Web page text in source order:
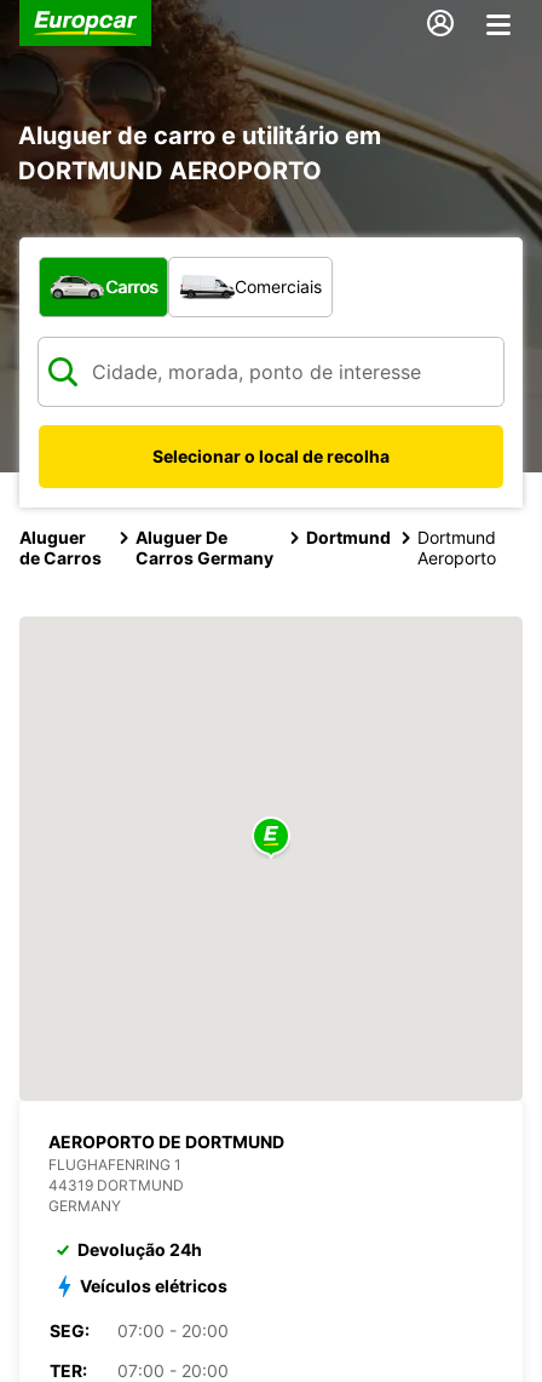
Aluguer de carro e utilitário em
DORTMUND AEROPORTO
Que tipo de veículo pretende?
Carros Comerciais
Selecionar o local de recolha
Aluguer
de Carros
Aluguer De
Carros Germany
Dortmund
Dortmund
Aeroporto
AEROPORTO DE DORTMUND
FLUGHAFENRING 1
44319 DORTMUND
GERMANY
Devolução 24h
Veículos elétricos
SEG:
07:00 - 20:00
TER:
07:00 - 20:00